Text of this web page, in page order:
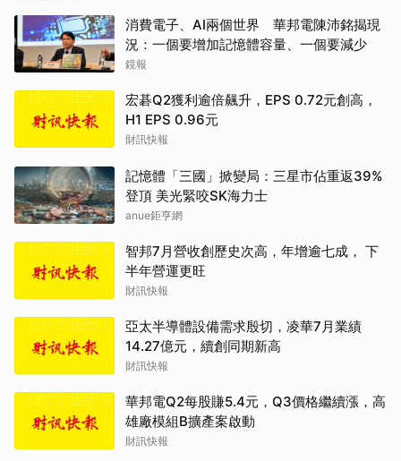
消費電子、AI兩個世界 華邦電陳沛銘揭現
況：一個要增加記憶體容量、一個要減少
鏡報
宏碁Q2獲利逾倍飆升，EPS 0.72元創高，
H1 EPS 0.96元
財訊快報
記憶體「三國」掀變局：三星市佔重返39%
登頂 美光緊咬SK海力士
anue鉅亨網
智邦7月營收創歷史次高，年增逾七成， 下
半年營運更旺
財訊快報
亞太半導體設備需求殷切，凌華7月業績
14.27億元，續創同期新高
財訊快報
華邦電Q2每股賺5.4元，Q3價格繼續漲，高
雄廠模組B擴產案啟動
財訊快報